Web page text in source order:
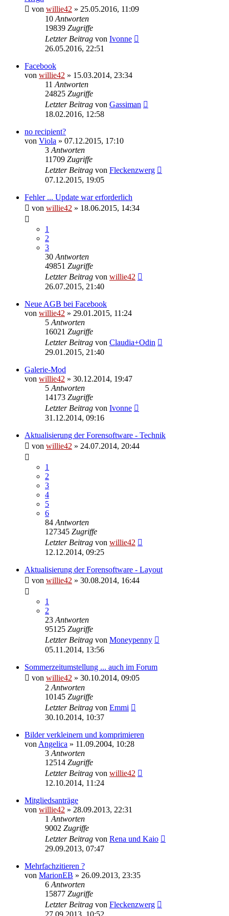
von willie42 » 25.05.2016, 11:09
10 Antworten
19839 Zugriffe
Letzter Beitrag von Ivonne
26.05.2016, 22:51
Facebook
von willie42 » 15.03.2014, 23:34
11 Antworten
24825 Zugriffe
Letzter Beitrag von Gassiman
18.02.2016, 12:58
no recipient?
von Viola » 07.12.2015, 17:10
3 Antworten
11709 Zugriffe
Letzter Beitrag von Fleckenzwerg
07.12.2015, 19:05
Fehler ... Update war erforderlich
von willie42 » 18.06.2015, 14:34
1
2
3
30 Antworten
49851 Zugriffe
Letzter Beitrag von willie42
26.07.2015, 21:40
Neue AGB bei Facebook
von willie42 » 29.01.2015, 11:24
5 Antworten
16021 Zugriffe
Letzter Beitrag von Claudia+Odin
29.01.2015, 21:40
Galerie-Mod
von willie42 » 30.12.2014, 19:47
5 Antworten
14173 Zugriffe
Letzter Beitrag von Ivonne
31.12.2014, 09:16
Aktualisierung der Forensoftware - Technik
von willie42 » 24.07.2014, 20:44
1
2
3
4
5
6
84 Antworten
127345 Zugriffe
Letzter Beitrag von willie42
12.12.2014, 09:25
Aktualisierung der Forensoftware - Layout
von willie42 » 30.08.2014, 16:44
1
2
23 Antworten
95125 Zugriffe
Letzter Beitrag von Moneypenny
05.11.2014, 13:56
Sommerzeitumstellung ... auch im Forum
von willie42 » 30.10.2014, 09:05
2 Antworten
10145 Zugriffe
Letzter Beitrag von Emmi
30.10.2014, 10:37
Bilder verkleinern und komprimieren
von Angelica » 11.09.2004, 10:28
3 Antworten
12514 Zugriffe
Letzter Beitrag von willie42
12.10.2014, 11:24
Mitgliedsanträge
von willie42 » 28.09.2013, 22:31
1 Antworten
9002 Zugriffe
Letzter Beitrag von Rena und Kaio
29.09.2013, 07:47
Mehrfachzitieren ?
von MarionEB » 26.09.2013, 23:35
6 Antworten
15877 Zugriffe
Letzter Beitrag von Fleckenzwerg
27.09.2013, 10:52